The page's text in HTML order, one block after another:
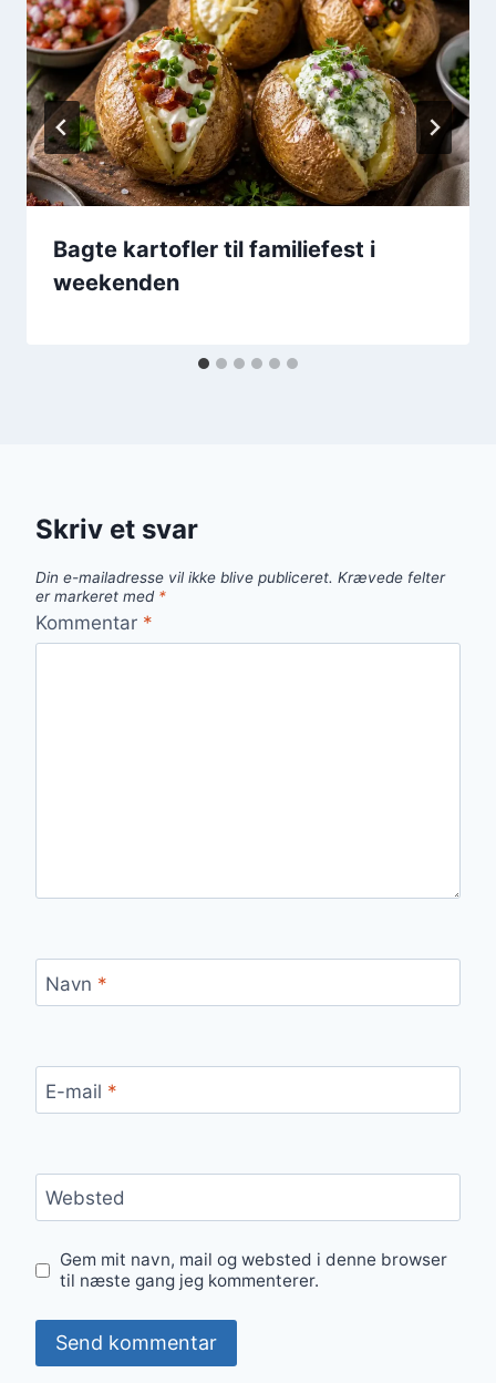
Bagte kartofler til familiefest i
weekenden
Skriv et svar
Din e-mailadresse vil ikke blive publiceret. Krævede felter
er markeret med *
Kommentar *
Navn *
E-mail *
Websted
Gem mit navn, mail og websted i denne browser
til næste gang jeg kommenterer.